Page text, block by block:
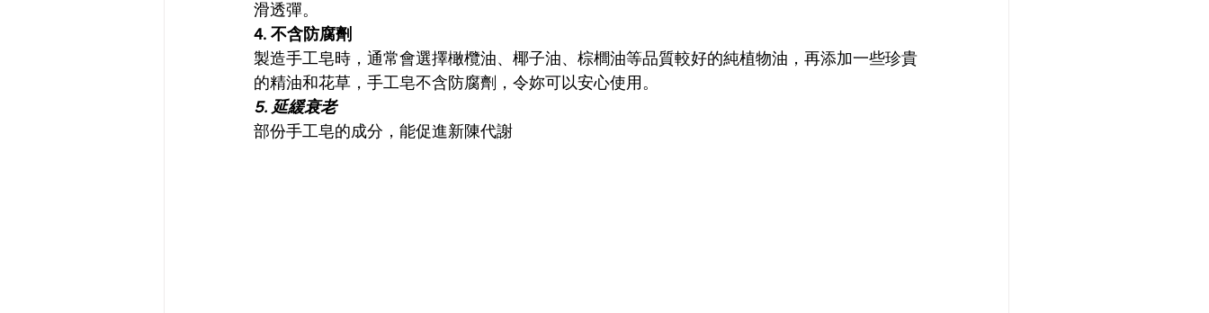
滑透彈。
4. 不含防腐劑
製造手工皂時，通常會選擇橄欖油、椰子油、棕櫚油等品質較好的純植物油，再添加一些珍貴
的精油和花草，手工皂不含防腐劑，令妳可以安心使用。
5. 延緩衰老
部份手工皂的成分，能促進新陳代謝